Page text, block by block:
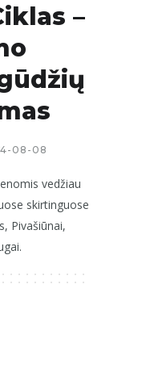
–
08-08
vedžiau
skirtinguose
Pivašiūnai,